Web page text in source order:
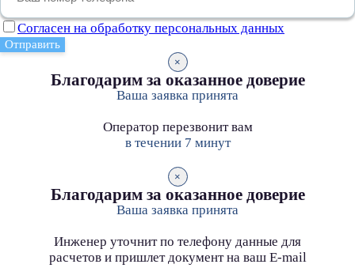
Cогласен на обработку персональных данных
Отправить
×
Благодарим за оказанное доверие
Ваша заявка принята
Оператор перезвонит вам
в течении 7 минут
×
Благодарим за оказанное доверие
Ваша заявка принята
Инженер уточнит по телефону данные для
расчетов и пришлет документ на ваш E-mail